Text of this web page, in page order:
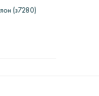
свойства, и
(з7280)